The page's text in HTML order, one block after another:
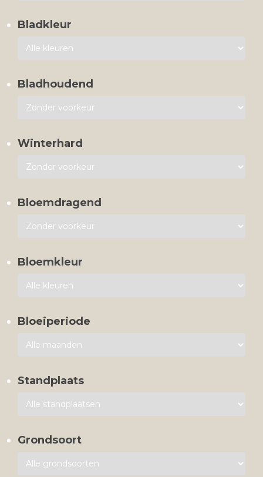
Bladkleur
Bladhoudend
Winterhard
Bloemdragend
Bloemkleur
Bloeiperiode
Standplaats
Grondsoort